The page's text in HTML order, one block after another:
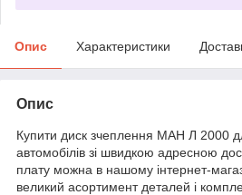
Опис Характеристики
Опис
Купити диск зчеплення МАН Л 2000
автомобілів зі швидкою адресною
плату можна в нашому інтернет-
великий асортимент деталей і